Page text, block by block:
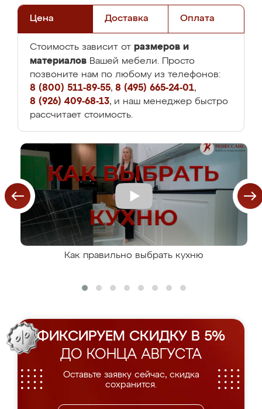
Цена Доставка Оплата
Стоимость зависит от размеров и
материалов Вашей мебели. Просто
позвоните нам по любому из телефонов:
8 (800) 511-89-55, 8 (495) 665-24-01,
8 (926) 409-68-13, и наш менеджер быстро
рассчитает стоимость.
Как правильно выбрать кухню
ФИКСИРУЕМ СКИДКУ В 5%
ДО КОНЦА АВГУСТА
Оставьте заявку сейчас, скидка
сохранится.